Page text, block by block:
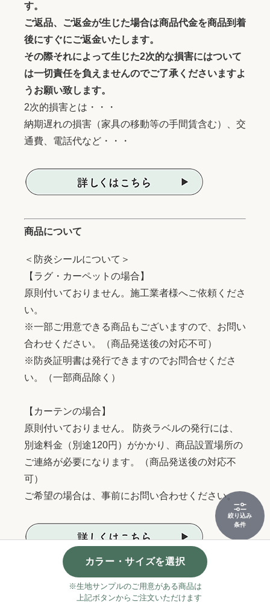
絞り込み
条件
カラー・サイズを選択
※生地サンプルのご用意がある商品は
上記ボタンからご注文いただけます
す。
ご返品、ご返金が生じた場合は商品代金を商品到着
後にすぐにご返金いたします。
その際それによって生じた2次的な損害にはついて
は一切責任を負えませんのでご了承くださいますよ
うお願い致します。
2次的損害とは・・・
納期遅れの損害（家具の移動等の手間賃含む）、交
通費、電話代など・・・
商品について
＜防炎シールについて＞
【ラグ・カーペットの場合】
原則付いておりません。施工業者様へご依頼くださ
い。
※一部ご用意できる商品もございますので、お問い
合わせください。（商品発送後の対応不可）
※防炎証明書は発行できますのでお問合せくださ
い。（一部商品除く）
【カーテンの場合】
原則付いておりません。 防炎ラベルの発行には、
別途料金（別途120円）がかかり、商品設置場所の
ご連絡が必要になります。（商品発送後の対応不
可）
ご希望の場合は、事前にお問い合わせください。
キャンセル・注文内容変更について